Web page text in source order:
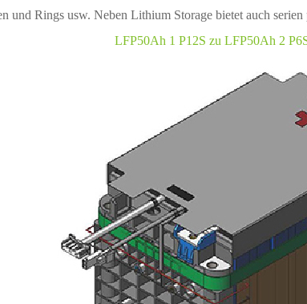
und Rings usw. Neben Lithium Storage bietet auch
LFP50Ah 1 P12S zu LFP50Ah 2